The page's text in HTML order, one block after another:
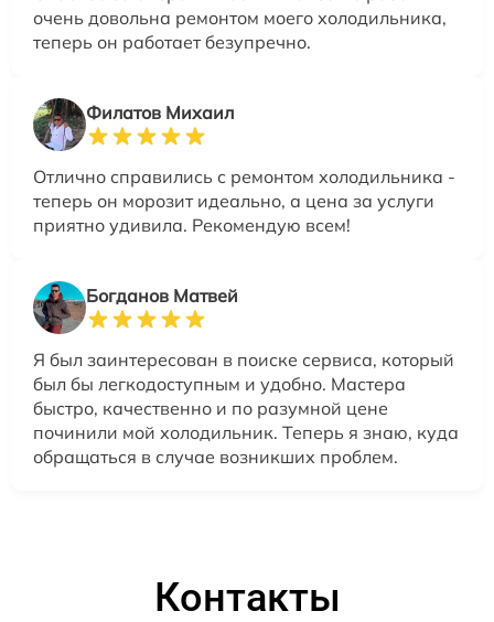
очень довольна ремонтом моего холодильника,
теперь он работает безупречно.
Филатов Михаил
Отлично справились с ремонтом холодильника -
теперь он морозит идеально, а цена за услуги
приятно удивила. Рекомендую всем!
Богданов Матвей
Я был заинтересован в поиске сервиса, который
был бы легкодоступным и удобно. Мастера
быстро, качественно и по разумной цене
починили мой холодильник. Теперь я знаю, куда
обращаться в случае возникших проблем.
Контакты